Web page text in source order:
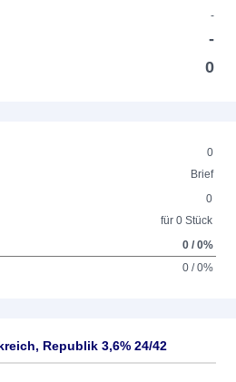
-
-
0
0
Brief
0
für 0 Stück
0 / 0%
0 / 0%
Republik 3,6% 24/42